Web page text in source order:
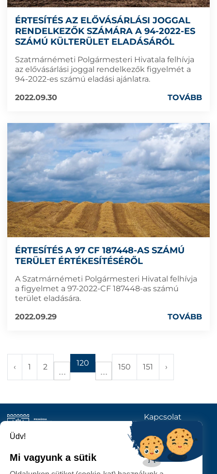
ÉRTESÍTÉS AZ ELŐVÁSÁRLÁSI JOGGAL
RENDELKEZŐK SZÁMÁRA A 94-2022-ES
SZÁMÚ KÜLTERÜLET ELADÁSÁRÓL
Szatmárnémeti Polgármesteri Hivatala felhívja
az elővásárlási joggal rendelkezők figyelmét a
94-2022-es számú eladási ajánlatra.
2022.09.30
TOVÁBB
ÉRTESÍTÉS A 97 CF 187448-AS SZÁMÚ
TERÜLET ÉRTÉKESÍTÉSÉRŐL
A Szatmárnémeti Polgármesteri Hivatal felhívja
a figyelmet a 97-2022-CF 187448-as számú
terület eladására.
2022.09.29
TOVÁBB
‹ 1 2 120 150 151 ›
Kapcsolat
KÖVESSENEK
Üdv!
Mi vagyunk a sütik